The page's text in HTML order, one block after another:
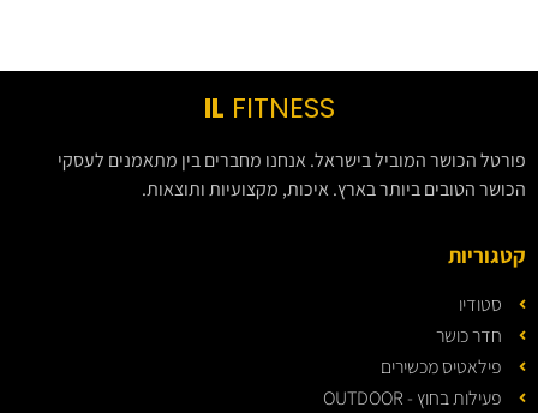
IL FITNESS
פורטל הכושר המוביל בישראל. אנחנו מחברים בין מתאמנים לעסקי
הכושר הטובים ביותר בארץ. איכות, מקצועיות ותוצאות.
קטגוריות
סטודיו
חדר כושר
פילאטיס מכשירים
פעילות בחוץ - OUTDOOR